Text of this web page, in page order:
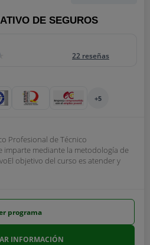
DE SEGUROS
22 reseñas
+5
Profesional de Técnico
imparte mediante la metodología de
objetivo del curso es atender y
programa
INFORMACIÓN